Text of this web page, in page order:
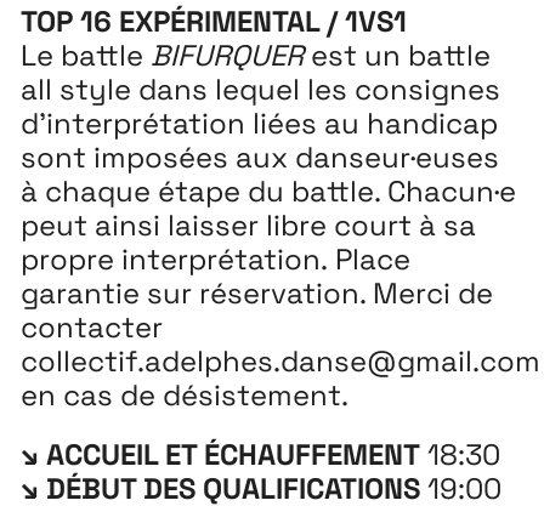
TOP 16 EXPÉRIMENTAL / 1VS1
Le battle BIFURQUERest un battle
all style dans lequel les consignes
d’interprétation liées au handicap
sont imposées aux danseur·euses
à chaque étape du battle. Chacun·e
peut ainsi laisser libre court à sa
propre interprétation. Place
garantie sur réservation. Merci de
contacter
collectif.adelphes.danse@gmail.com
en cas de désistement.
↘ ACCUEIL ET ÉCHAUFFEMENT18:30
↘ DÉBUT DES QUALIFICATIONS19:00